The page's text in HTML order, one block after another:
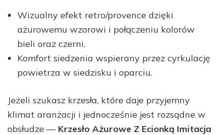
Wizualny efekt retro/provence dzięki
ażurowemu wzorowi i połączeniu kolorów
bieli oraz czerni.
Komfort siedzenia wspierany przez cyrkulację
powietrza w siedzisku i oparciu.
Jeżeli szukasz krzesła, które daje przyjemny
klimat aranżacji i jednocześnie jest rozsądne w
obsłudze — Krzesło Ażurowe Z Ecionką Imitacja